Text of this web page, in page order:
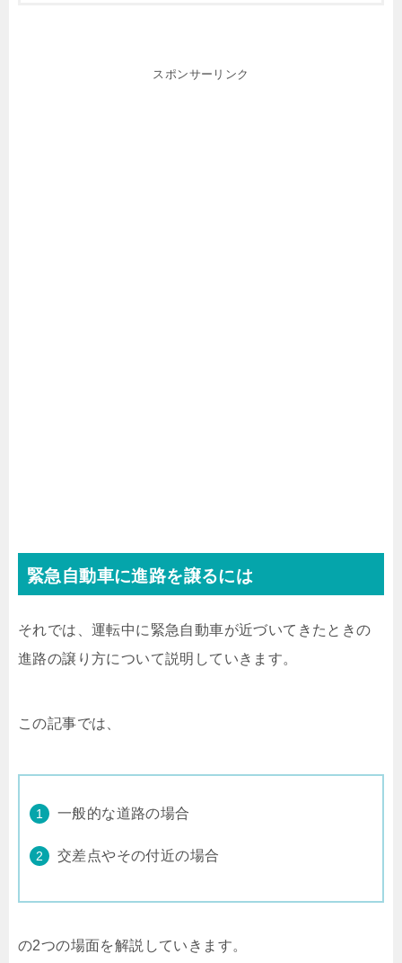
スポンサーリンク
緊急自動車に進路を譲るには
それでは、運転中に緊急自動車が近づいてきたときの
進路の譲り方について説明していきます。
この記事では、
一般的な道路の場合
交差点やその付近の場合
の2つの場面を解説していきます。